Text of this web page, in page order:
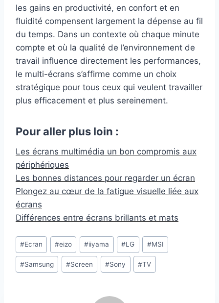
les gains en productivité, en confort et en
fluidité compensent largement la dépense au fil
du temps. Dans un contexte où chaque minute
compte et où la qualité de l’environnement de
travail influence directement les performances,
le multi-écrans s’affirme comme un choix
stratégique pour tous ceux qui veulent travailler
plus efficacement et plus sereinement.
Pour aller plus loin :
Les écrans multimédia un bon compromis aux
périphériques
Les bonnes distances pour regarder un écran
Plongez au cœur de la fatigue visuelle liée aux
écrans
Différences entre écrans brillants et mats
Étiquettes
de
la
#Ecran #eizo #iiyama #LG #MSI
#Samsung #Screen #Sony #TV